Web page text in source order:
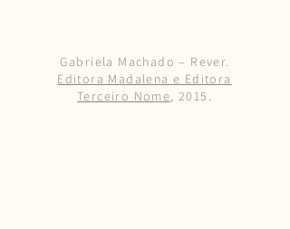
Gabriela Machado – Rever.
Editora Madalena e Editora
Terceiro Nome, 2015.